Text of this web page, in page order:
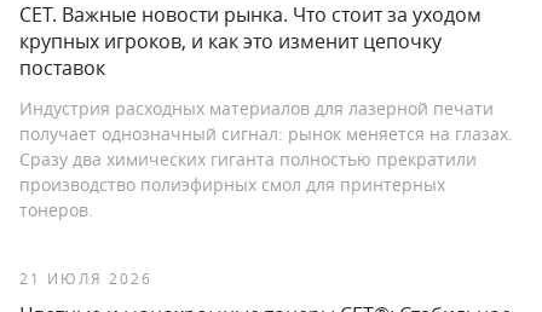
CET. Важные новости рынка. Что стоит за уходом
крупных игроков, и как это изменит цепочку
поставок
Индустрия расходных материалов для лазерной печати
получает однозначный сигнал: рынок меняется на глазах.
Сразу два химических гиганта полностью прекратили
производство полиэфирных смол для принтерных
тонеров.
21 ИЮЛЯ 2026